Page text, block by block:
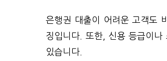
은행권 대출이 어려운 고객도
징입니다. 또한, 신용 등급이
있습니다.